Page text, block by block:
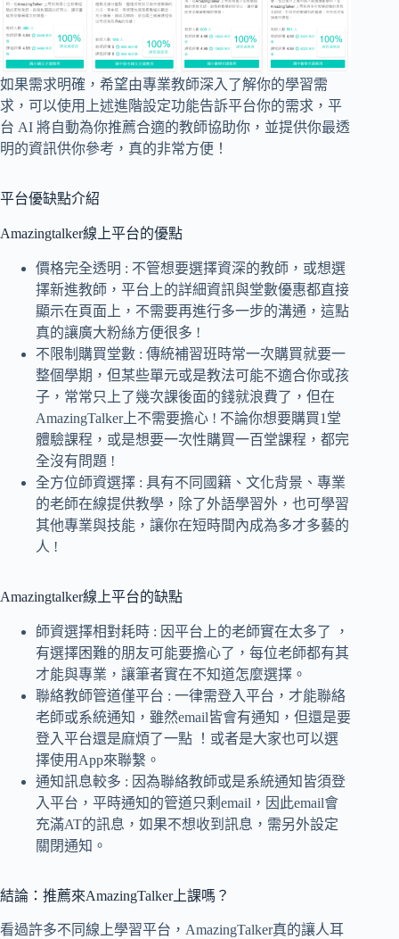
如果需求明確，希望由專業教師深入了解你的學習需
求，可以使用上述進階設定功能告訴平台你的需求，平
台 AI 將自動為你推薦合適的教師協助你，並提供你最透
明的資訊供你參考，真的非常方便！
平台優缺點介紹
Amazingtalker線上平台的優點
價格完全透明 : 不管想要選擇資深的教師，或想選
擇新進教師，平台上的詳細資訊與堂數優惠都直接
顯示在頁面上，不需要再進行多一步的溝通，這點
真的讓廣大粉絲方便很多 !
不限制購買堂數 : 傳統補習班時常一次購買就要一
整個學期，但某些單元或是教法可能不適合你或孩
子，常常只上了幾次課後面的錢就浪費了，但在
AmazingTalker上不需要擔心 ! 不論你想要購買1堂
體驗課程，或是想要一次性購買一百堂課程，都完
全沒有問題 !
全方位師資選擇 : 具有不同國籍、文化背景、專業
的老師在線提供教學，除了外語學習外，也可學習
其他專業與技能，讓你在短時間內成為多才多藝的
人 !
Amazingtalker線上平台的缺點
師資選擇相對耗時 : 因平台上的老師實在太多了 ，
有選擇困難的朋友可能要擔心了，每位老師都有其
才能與專業，讓筆者實在不知道怎麼選擇。
聯絡教師管道僅平台 : 一律需登入平台，才能聯絡
老師或系統通知，雖然email皆會有通知，但還是要
登入平台還是麻煩了一點 ！或者是大家也可以選
擇使用App來聯繫。
通知訊息較多 : 因為聯絡教師或是系統通知皆須登
入平台，平時通知的管道只剩email，因此email會
充滿AT的訊息，如果不想收到訊息，需另外設定
關閉通知。
結論：推薦來AmazingTalker上課嗎？
看過許多不同線上學習平台，AmazingTalker真的讓人耳